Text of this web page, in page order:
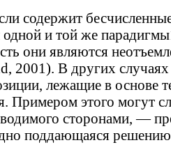
содержит
и той же
они являются
2001). В других
лежащие в
Примером этого могут
сторонами, —
поддающаяся